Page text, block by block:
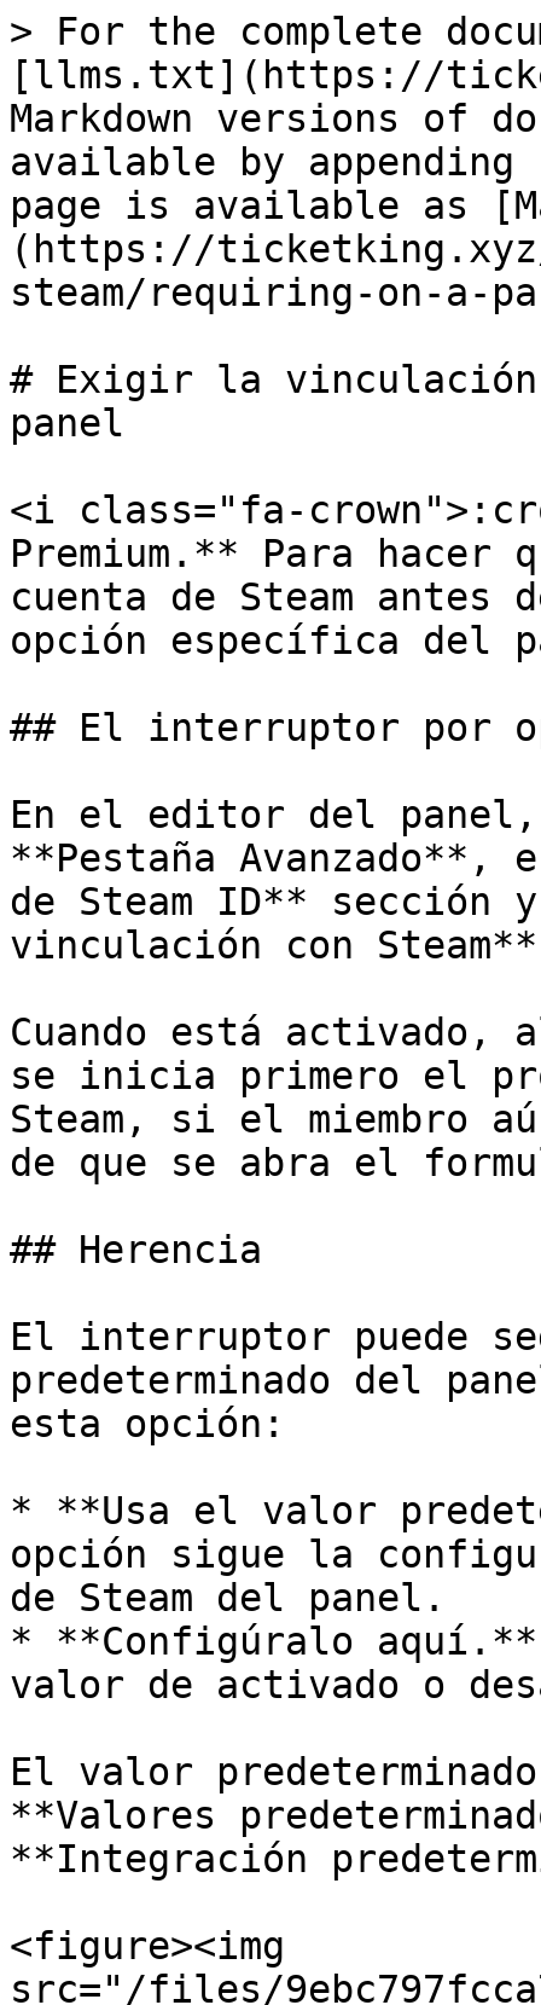
> For the complete
[llms.txt](https://
Markdown versions of
available by
page is available as
(https://
steam/requiring-on-a-
# Exigir la vinculación
panel
<i class="fa-
Premium.** Para hacer
cuenta de Steam antes
opción específica del
## El interruptor por
En el editor del
**Pestaña
de Steam ID**
vinculación con
Cuando está
se inicia primero el
Steam, si el miembro
de que se abra el
## Herencia
El interruptor puede
predeterminado del
esta opción:
* **Usa el valor
opción sigue la
de Steam del panel.
* **Configúralo
valor de activado o
El valor
**Valores
**Integración
<figure><img
src="/files/